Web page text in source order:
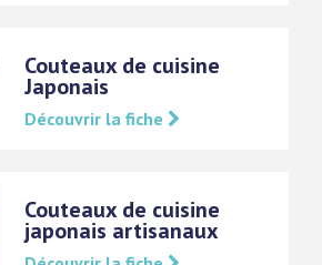
Couteaux de cuisine
Japonais
Découvrir la fiche
Couteaux de cuisine
japonais artisanaux